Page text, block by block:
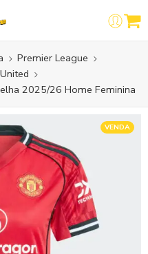
Premier League
2025/26 Home Feminina
VENDA